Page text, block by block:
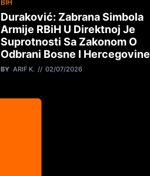
BIH
Duraković: Zabrana Simbola
Armije RBiH U Direktnoj Je
Suprotnosti Sa Zakonom O
Odbrani Bosne I Hercegovine
BY ARIF K. 02/07/2026